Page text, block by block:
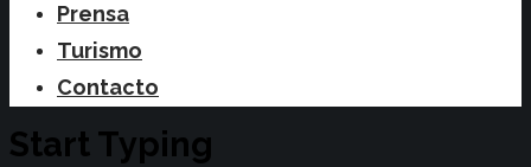
Prensa
Turismo
Contacto
Start Typing